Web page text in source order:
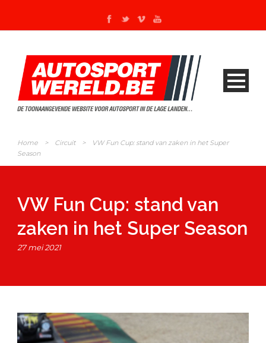
Home > Circuit >
VW Fun Cup: stand van zaken in het Super
Season
VW Fun Cup: stand van
zaken in het Super Season
27 mei 2021